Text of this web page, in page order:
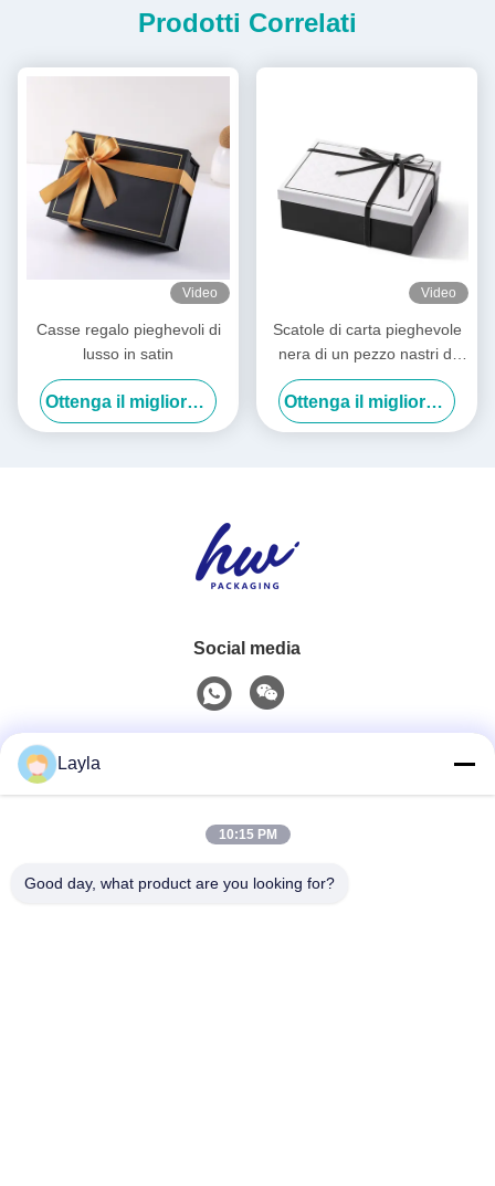
Prodotti Correlati
Video
Casse regalo pieghevoli di
lusso in satin
Ottenga il migliore prezzo
Video
Scatole di carta pieghevole
nera di un pezzo nastri di
raso Scatole pieghevoli
bianche di lussoOttenga il migliore prezzo
Social media
0086-18688885859
Layla
10:15 PM
Good day, what product are you looking for?